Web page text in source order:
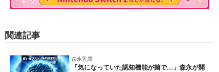
関連記事
森永乳業
「気になっていた認知機能が菌で…」森永が開